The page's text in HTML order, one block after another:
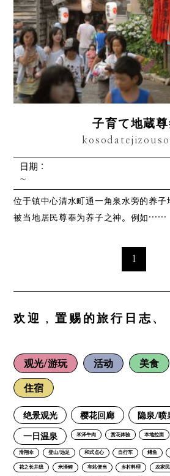
子育て地蔵
日期：
~
位于镇中心清水町通一角泉水旁的养子
被当地居民尊奉为养子之神。例如……
1
欢迎，置赐的旅行日志、
观光/游玩 活动 美食
住宿
绝景观光 樱花回廊 隐泉/喷
一日温泉 米泽牛肉 赏花体验 本地拉面
滑翔伞 登山/远足 和式点心 自行车 鳟鱼
花之长井线 米泽鲤 车站便当 乡村料理 农家